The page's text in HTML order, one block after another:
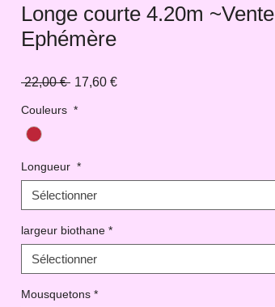
Longe courte 4.20m ~Vente
Ephémère
22,00 € Prix
17,60 €Prix
Couleurs *
Longueur *
Sélectionner
largeur biothane *
Sélectionner
Mousquetons *